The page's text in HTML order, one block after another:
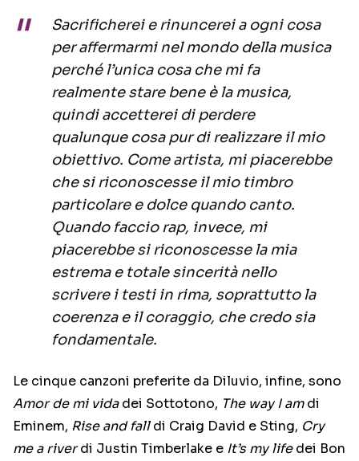
Sacrificherei e rinuncerei a ogni cosa
per affermarmi nel mondo della musica
perché l’unica cosa che mi fa
realmente stare bene è la musica,
quindi accetterei di perdere
qualunque cosa pur di realizzare il mio
obiettivo. Come artista, mi piacerebbe
che si riconoscesse il mio timbro
particolare e dolce quando canto.
Quando faccio rap, invece, mi
piacerebbe si riconoscesse la mia
estrema e totale sincerità nello
scrivere i testi in rima, soprattutto la
coerenza e il coraggio, che credo sia
fondamentale.
Le cinque canzoni preferite da Diluvio, infine, sono
Amor de mi vidadei Sottotono, The way I amdi
Eminem, Rise and falldi Craig David e Sting, Cry
me a riverdi Justin Timberlake e It’s my lifedei Bon